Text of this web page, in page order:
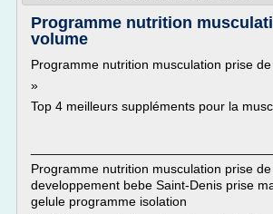
Programme nutrition
volume
Programme nutrition musculation prise
»
Top 4 meilleurs suppléments pour la
Programme nutrition musculation prise
developpement bebe Saint-Denis prise
gelule programme isolation